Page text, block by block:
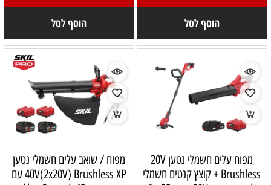
הוסף לסל הוסף לסל
מפוח עלים חשמלי נטען 20V
Brushless + קוצץ קנטים חשמלי
מפוח / שואב עלים חשמלי נטען
40V(2x20V) Brushless XP עם